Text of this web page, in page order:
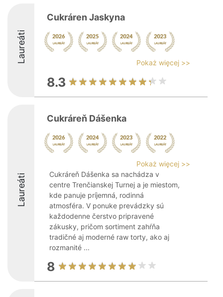
Laureáti
Cukráren Jaskyna
Pokaż więcej >>
8.3
Laureáti
Cukráreň Dášenka
Pokaż więcej >>
Cukráreň Dášenka sa nachádza v
centre Trenčianskej Turnej a je miestom,
kde panuje príjemná, rodinná
atmosféra. V ponuke prevádzky sú
každodenne čerstvo pripravené
zákusky, pričom sortiment zahŕňa
tradičné aj moderné raw torty, ako aj
rozmanité ...
8